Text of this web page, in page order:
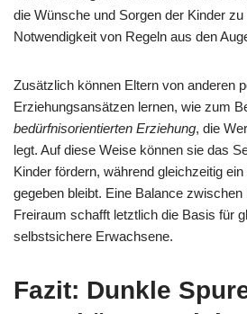
die Wünsche und Sorgen der Kinder
Notwendigkeit von Regeln aus den
Zusätzlich können Eltern von anderen
Erziehungsansätzen lernen, wie zum
bedürfnisorientierten Erziehung, die
legt. Auf diese Weise können sie das
Kinder fördern, während gleichzeitig
gegeben bleibt. Eine Balance
Freiraum schafft letztlich die Basis für
selbstsichere Erwachsene.
Fazit: Dunkle